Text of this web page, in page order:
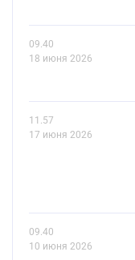
09.40
18 июня 2026
11.57
17 июня 2026
09.40
10 июня 2026